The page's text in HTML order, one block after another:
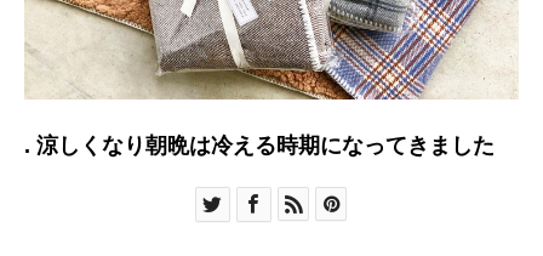
. 涼しくなり朝晩は冷える時期になってきました